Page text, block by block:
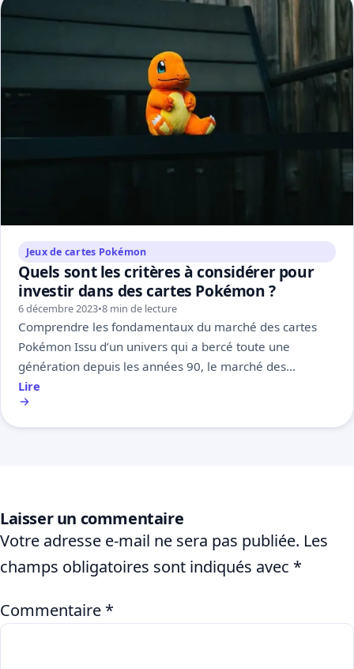
Jeux de cartes Pokémon
Quels sont les critères à considérer pour
investir dans des cartes Pokémon ?
6 décembre 2023•8 min de lecture
Comprendre les fondamentaux du marché des cartes
Pokémon Issu d’un univers qui a bercé toute une
génération depuis les années 90, le marché des…
Lire
Laisser un commentaire
Votre adresse e-mail ne sera pas publiée. Les
champs obligatoires sont indiqués avec *
Commentaire *